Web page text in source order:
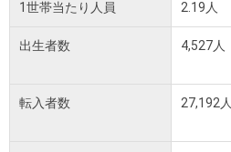
1世帯当たり人員 2.19人
出生者数 4,527人
転入者数 27,192人